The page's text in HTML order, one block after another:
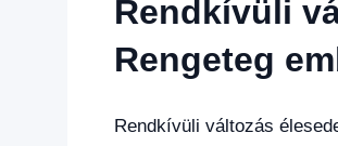
Hírek,
1
fórum
Rendkívüli
Rengeteg
Rendkívüli változás